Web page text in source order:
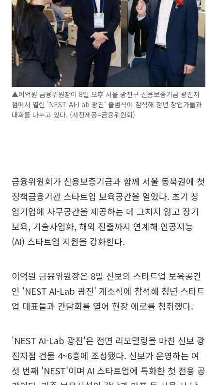
▲이억원 금융위원장이 8일 오후 서울 광진구 신용보증기금 광진지
점에서 열린 'NEST AI-Lab 광진' 출범식에 참석해 청년 창업가들과
대화를 나누고 있다. (사진제공=금융위원회)
금융위원회가 신용보증기금과 함께 서울 동북권에 첫
정책금융기관 스타트업 보육공간을 열었다. 초기 창
업기업에 사무공간을 제공하는 데 그치지 않고 장기
보육, 기술사업화, 해외 진출까지 연계해 인공지능
(AI) 스타트업 지원을 강화한다.
이억원 금융위원장은 8일 신보의 스타트업 보육공간
인 'NEST AI-Lab 광진' 개소식에 참석해 청년 스타트
업 대표들과 간담회를 열어 현장 애로를 청취했다.
'NEST AI-Lab 광진'은 전면 리모델링을 마친 신보 광
진지점 건물 4~6층에 조성됐다. 신보가 운영하는 여
섯 번째 'NEST'이며 AI 스타트업에 특화한 첫 전용 공